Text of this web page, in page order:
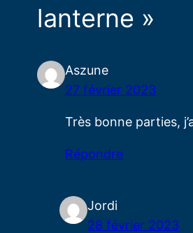
lanterne »
Aszune
27 février 2023
Très bonne parties,
Répondre
Jordi
28 février 2023